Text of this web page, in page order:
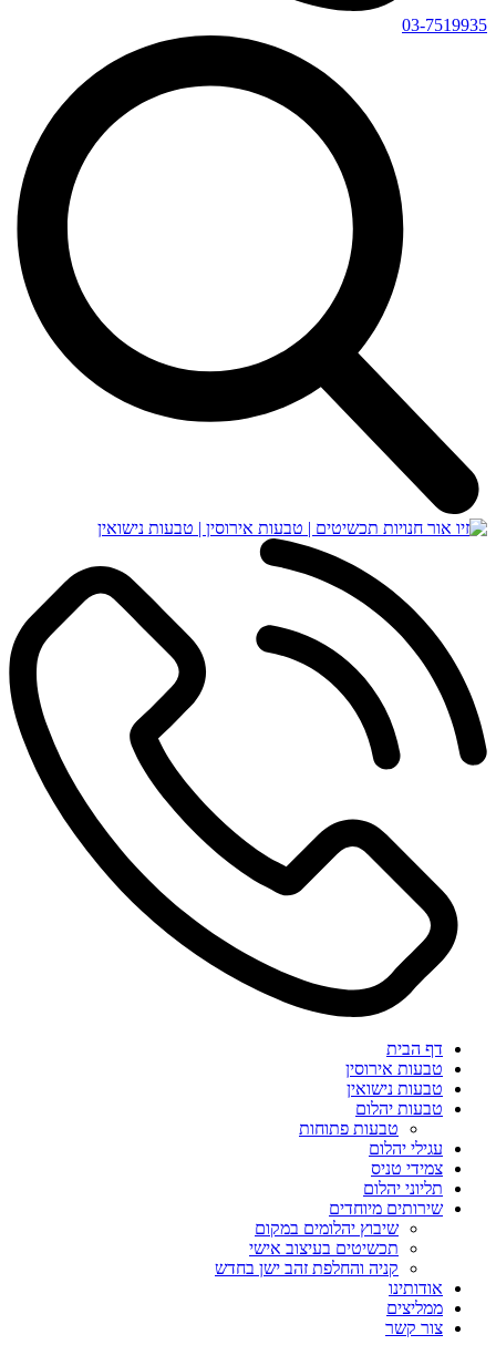
03-7519935
דף הבית
טבעות אירוסין
טבעות נישואין
טבעות יהלום
טבעות פתוחות
עגילי יהלום
צמידי טניס
תליוני יהלום
שירותים מיוחדים
שיבוץ יהלומים במקום
תכשיטים בעיצוב אישי
קניה והחלפת זהב ישן בחדש
אודותינו
ממליצים
צור קשר